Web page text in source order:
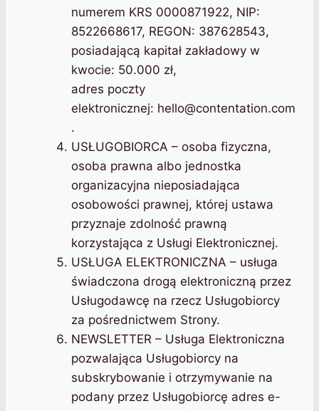
numerem KRS 0000871922, NIP:
8522668617, REGON: 387628543,
posiadającą kapitał zakładowy w
kwocie: 50.000 zł,
adres poczty
elektronicznej: hello@contentation.com
.
USŁUGOBIORCA – osoba fizyczna,
osoba prawna albo jednostka
organizacyjna nieposiadająca
osobowości prawnej, której ustawa
przyznaje zdolność prawną
korzystająca z Usługi Elektronicznej.
USŁUGA ELEKTRONICZNA – usługa
świadczona drogą elektroniczną przez
Usługodawcę na rzecz Usługobiorcy
za pośrednictwem Strony.
NEWSLETTER – Usługa Elektroniczna
pozwalająca Usługobiorcy na
subskrybowanie i otrzymywanie na
podany przez Usługobiorcę adres e-